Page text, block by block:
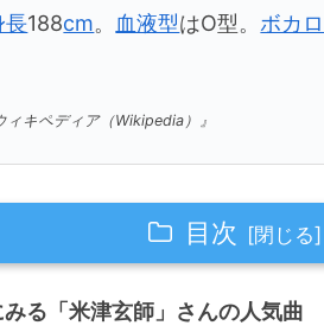
長188cm。 血液型はO型。 ボカ
キペディア（Wikipedia）』
目次
る「米津玄師」さんの人気曲